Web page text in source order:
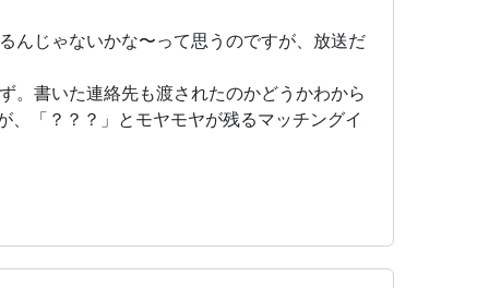
んじゃないかな〜って思うのですが、放送だ
。書いた連絡先も渡されたのかどうかわから
「？？？」とモヤモヤが残るマッチングイ